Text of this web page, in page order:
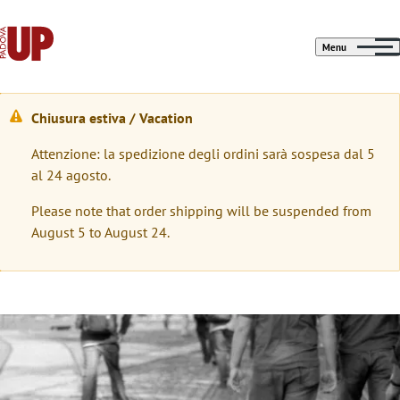
Menu
W
a
r
n
i
g
e
Chiusura estiva / Vacation
Attenzione: la spedizione degli ordini sarà sospesa dal 5
al 24 agosto.
Please note that order shipping will be suspended from
August 5 to August 24.
Immagine